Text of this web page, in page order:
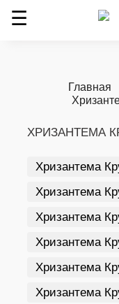
Главная
ХРИЗАНТЕМА
Хризантема
Хризантема
Хризантема
Хризантема
Хризантема
Хризантема